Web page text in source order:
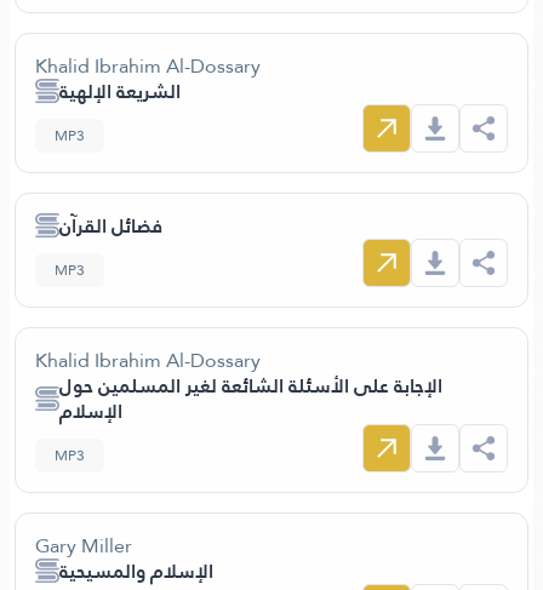
Khalid Ibrahim Al-Dossary
الشريعة الإلهية
MP3
فضائل القرآن
MP3
Khalid Ibrahim Al-Dossary
الإجابة على الأسئلة الشائعة لغير المسلمين حول
الإسلام
MP3
Gary Miller
الإسلام والمسيحية